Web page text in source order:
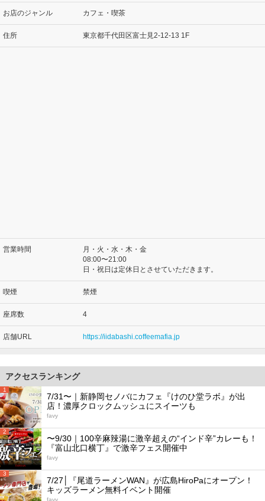
お店のジャンル カフェ・喫茶
住所 東京都千代田区富士見2-12-13 1F
営業時間
月・火・水・木・金
08:00〜21:00
日・祝日は定休日とさせていただきます。
喫煙 禁煙
座席数 4
店舗URL https://iidabashi.coffeemafia.jp
アクセスランキング
1
7/31〜｜新静岡セノバにカフェ『けのひ堂ラボ』が出
店！濃厚クロックムッシュにスイーツも
favy
2
〜9/30｜100辛麻辣湯に激辛超えの“インド辛”カレーも！
『富山北口横丁』で激辛フェス開催中
favy
3
7/27│『尾道ラーメンWAN』が広島HiroPaにオープン！
キッズラーメン無料イベント開催
favy